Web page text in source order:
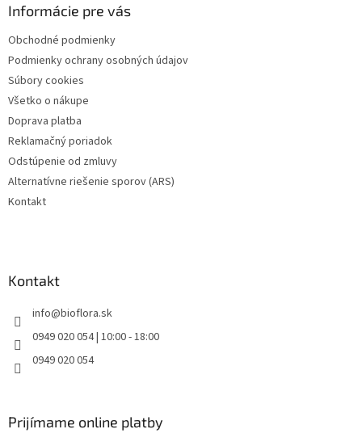
p
Informácie pre vás
Obchodné podmienky
Podmienky ochrany osobných údajov
Súbory cookies
Všetko o nákupe
Doprava platba
Reklamačný poriadok
Odstúpenie od zmluvy
Alternatívne riešenie sporov (ARS)
Kontakt
Kontakt
info@bioflora.sk
0949 020 054 | 10:00 - 18:00
0949 020 054
Prijímame online platby